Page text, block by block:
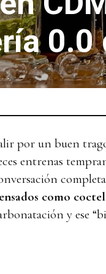
0.0
por un buen
entrenas
como
y ese